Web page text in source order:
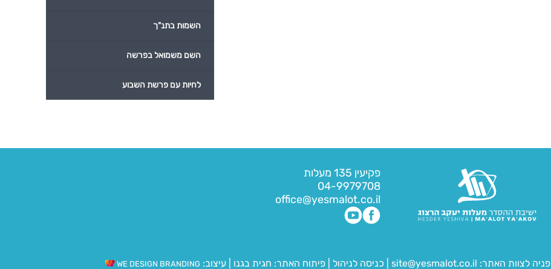
השמות בתנ"ך
השם משמואל בפרשה
לחיות עם פרשת השבוע
פקיעין 135 מעלות
04-9979708
office@yesmalot.co.il
פניה לצוות האתר: site@yesmalot.co.il כניסה לניהול פיתוח האתר: חגית בגנו עיצוב: WE DESIGN BRANDING